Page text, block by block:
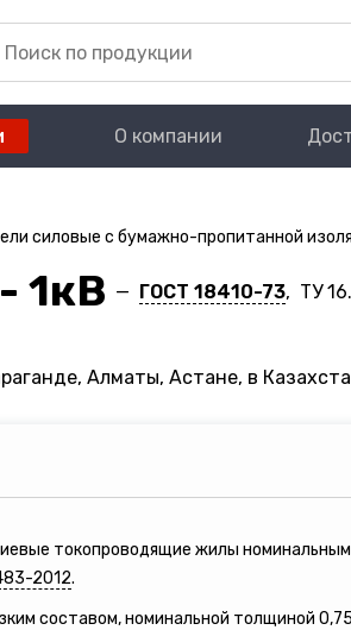
О компании
силовые с бумажно-пропитанной
1кВ — ГОСТ 18410-73, ТУ
Алматы, Астане, в
токопроводящие жилы
2012.
составом, номинальной толщиной